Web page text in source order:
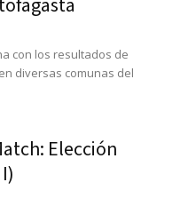
con los resultados de
diversas comunas del
Elección